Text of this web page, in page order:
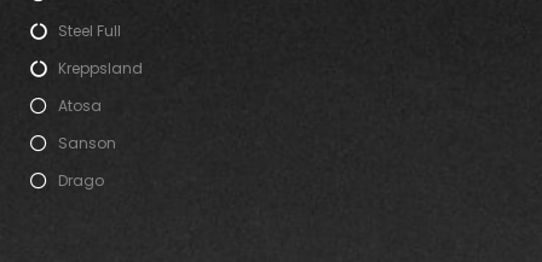
Steel Full
Kreppsland
Atosa
Sanson
Drago